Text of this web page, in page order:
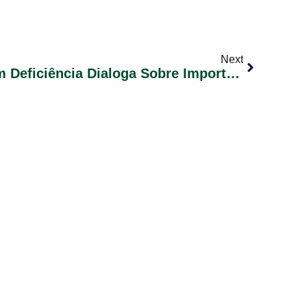
Next
Semana Da Pessoa Com Deficiência Dialoga Sobre Importância Do Acesso E Inclusão